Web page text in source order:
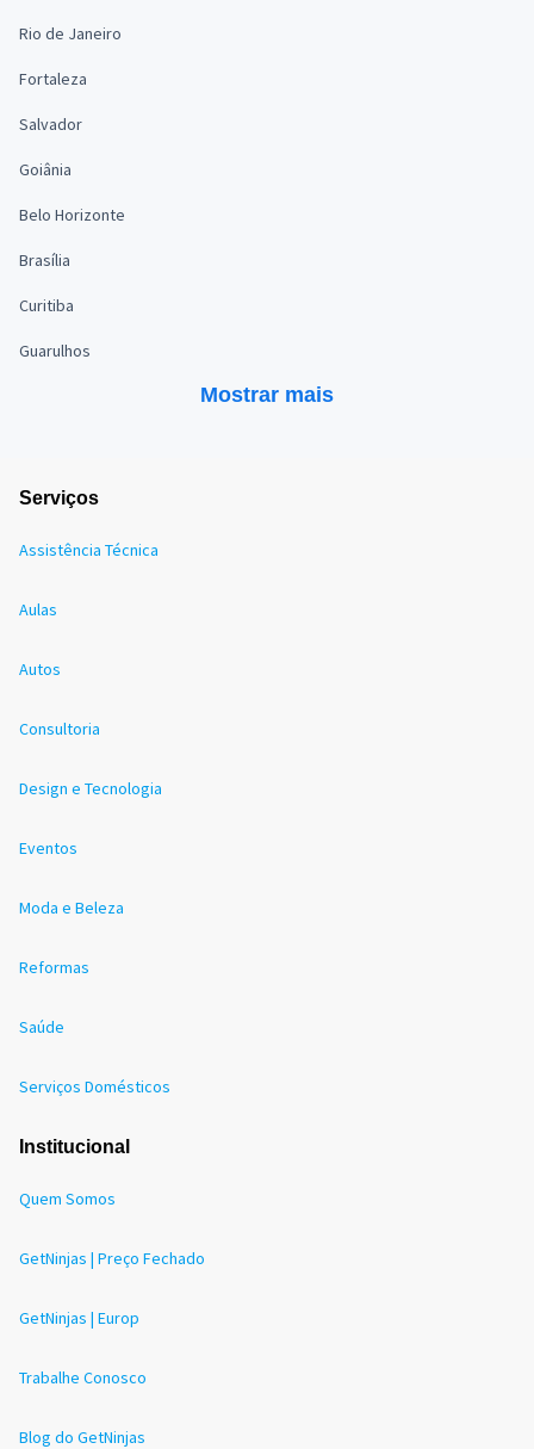
Rio de Janeiro
Fortaleza
Salvador
Goiânia
Belo Horizonte
Brasília
Curitiba
Guarulhos
Mostrar mais
Serviços
Assistência Técnica
Aulas
Autos
Consultoria
Design e Tecnologia
Eventos
Moda e Beleza
Reformas
Saúde
Serviços Domésticos
Institucional
Quem Somos
GetNinjas | Preço Fechado
GetNinjas | Europ
Trabalhe Conosco
Blog do GetNinjas